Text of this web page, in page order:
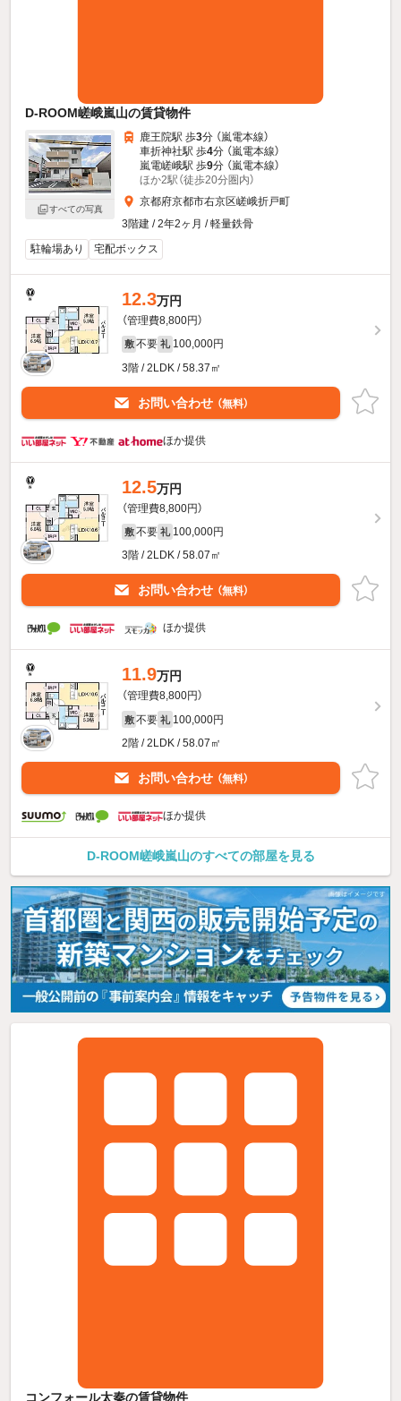
D-ROOM嵯峨嵐山の賃貸物件
すべての写真
鹿王院駅 歩3分 （嵐電本線）
車折神社駅 歩4分 （嵐電本線）
嵐電嵯峨駅 歩9分 （嵐電本線）
ほか2駅（徒歩20分圏内）
京都府京都市右京区嵯峨折戸町
3階建 / 2年2ヶ月 / 軽量鉄骨
駐輪場あり
宅配ボックス
12.3万円
（管理費8,800円）
敷 不要 礼 100,000円
3階 / 2LDK / 58.37㎡
お問い合わせ （無料）
ほか提供
12.5万円
（管理費8,800円）
敷 不要 礼 100,000円
3階 / 2LDK / 58.07㎡
お問い合わせ （無料）
ほか提供
11.9万円
（管理費8,800円）
敷 不要 礼 100,000円
2階 / 2LDK / 58.07㎡
お問い合わせ （無料）
ほか提供
D-ROOM嵯峨嵐山のすべての部屋を見る
コンフォール太秦の賃貸物件